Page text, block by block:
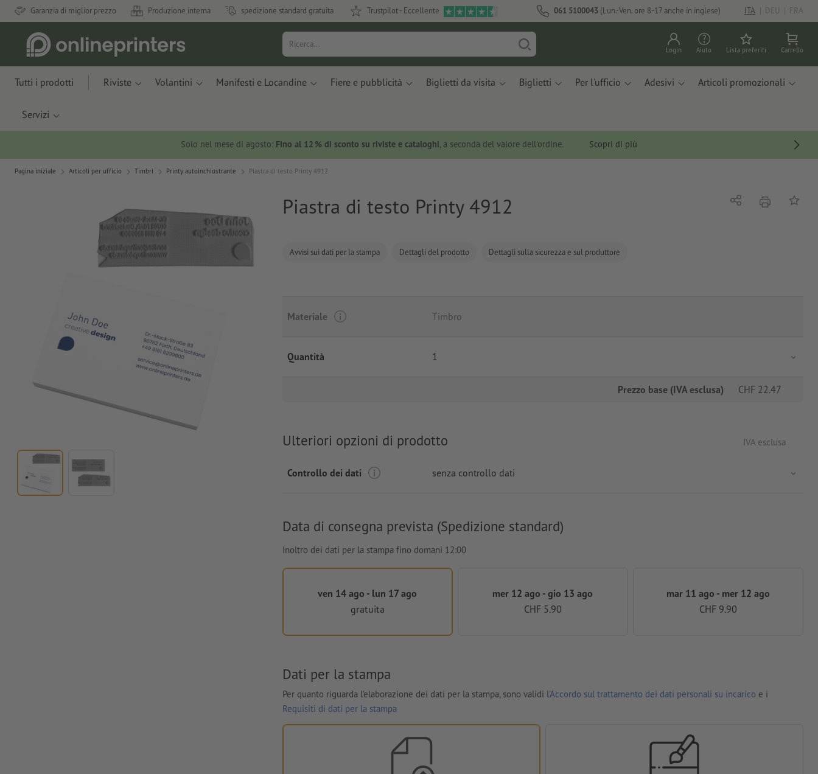
Garanzia di miglior prezzo Produzione interna spedizione standard gratuita Trustpilot - Eccellente 061 5100043 (Lun.-Ven. ore 8-17 anche in inglese) ITA | DEU | FRA
Login Aiuto Lista preferiti Carrello
Tutti i prodotti Riviste Volantini Manifesti e Locandine Fiere e pubblicità Biglietti da visita Biglietti Per l'ufficio Adesivi Articoli promozionali
Servizi
Solo nel mese di agosto: Fino al 12 % di sconto su riviste e cataloghi, a seconda del valore dell'ordine. Scopri di più
Pagina iniziale Articoli per ufficio Timbri Printy autoinchiostrante Piastra di testo Printy 4912
Piastra di testo Printy 4912
Avvisi sui dati per la stampa Dettagli del prodotto Dettagli sulla sicurezza e sul produttore
Condividistamparealla
Materiale Timbro
Quantità 1
Prezzo base (IVA esclusa) CHF 22.47
Ulteriori opzioni di prodotto IVA esclusa
Controllo dei dati senza controllo dati
Data di consegna prevista (Spedizione standard)
Inoltro dei dati per la stampa fino domani 12:00
ven 14 ago - lun 17 ago
gratuita
mer 12 ago - gio 13 ago
CHF 5.90
mar 11 ago - mer 12 ago
CHF 9.90
Dati per la stampa
Per quanto riguarda l'elaborazione dei dati per la stampa, sono validi l'Accordo sul trattamento dei dati personali su incarico e i
Requisiti di dati per la stampa